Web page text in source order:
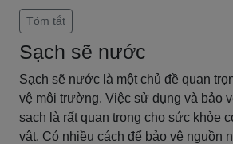
Tóm tắt
Sạch sẽ nước
Sạch sẽ nước là một chủ đề quan
vệ môi trường. Việc sử dụng và bảo
sạch là rất quan trọng cho sức khỏe
vật. Có nhiều cách để bảo vệ nguồn